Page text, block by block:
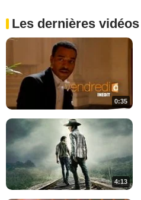
Les dernières vidéos
0:35
4:13